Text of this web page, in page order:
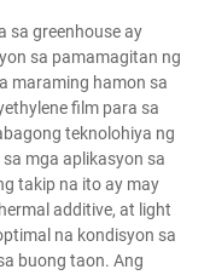
sa greenhouse ay
sa pamamagitan ng
maraming hamon sa
film para sa
teknolohiya ng
mga aplikasyon sa
takip na ito ay may
additive, at light
na kondisyon sa
buong taon. Ang